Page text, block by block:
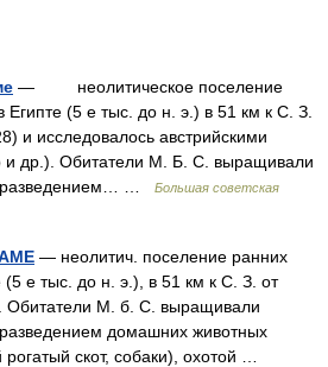
— неолитическое поселение
Египте (5 е тыс. до н. э.) в 51 км к С. З.
и исследовалось австрийскими
и др.). Обитатели М. Б. С. выращивали
разведением… …
Большая советская
— неолитич. поселение ранних
(5 е тыс. до н. э.), в 51 км к С. З. от
Обитатели М. б. С. выращивали
домашних животных
скот, собаки), охотой …